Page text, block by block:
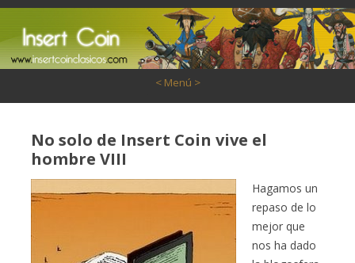
< Menú >
No solo de Insert Coin vive el
hombre VIII
Hagamos un
repaso de lo
mejor que
nos ha dado